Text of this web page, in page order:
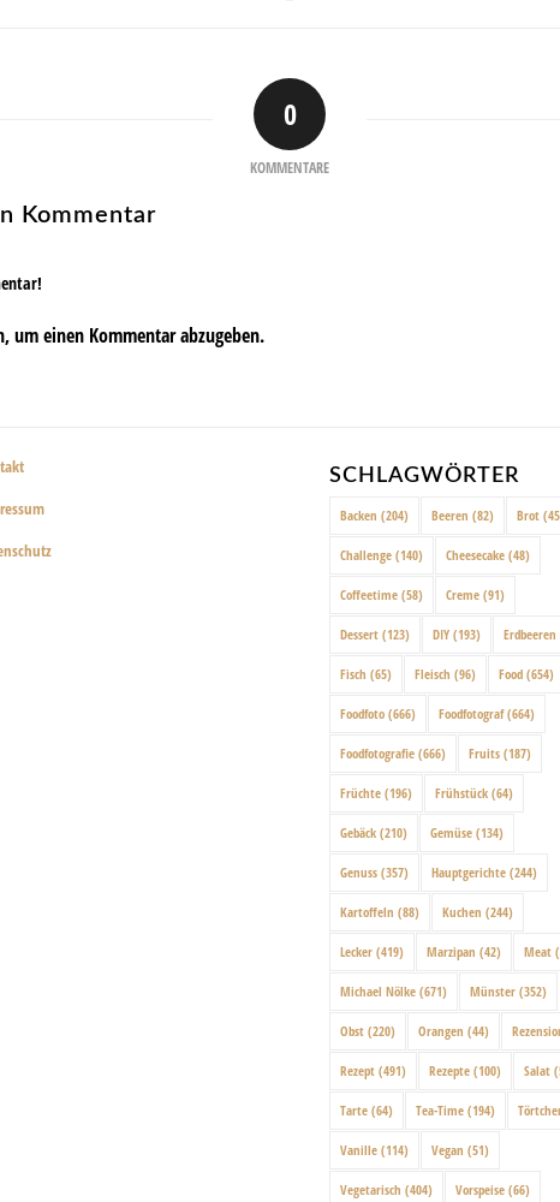
0
KOMMENTARE
Kommentar
um einen Kommentar abzugeben.
SCHLAGWÖRTER
Backen (204) Beeren (82) Brot
Challenge (140) Cheesecake (48)
Coffeetime (58) Creme (91)
Dessert (123) DIY (193) Erdbeeren
Fisch (65) Fleisch (96) Food (654)
Foodfoto (666) Foodfotograf(664)
Foodfotografie (666) Fruits (187)
Früchte (196) Frühstück (64)
Gebäck (210) Gemüse (134)
Genuss (357) Hauptgerichte (244)
Kartoffeln (88) Kuchen (244)
Lecker (419) Marzipan (42) Meat
Michael Nölke (671) Münster (352)
Obst (220) Orangen (44)
Rezept (491) Rezepte (100) Salat
Tarte (64) Tea-Time (194)
Vanille (114) Vegan (51)
Vegetarisch (404) Vorspeise (66)